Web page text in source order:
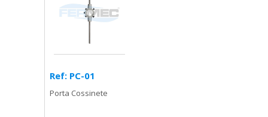
Ref: PC-01
Porta Cossinete